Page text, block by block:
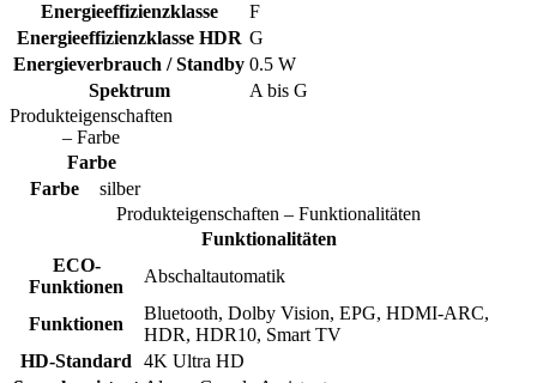
Energieeffizienzklasse
F
Energieeffizienzklasse HDR G
Energieverbrauch / Standby 0.5 W
Spektrum
A bis G
Produkteigenschaften
– Farbe
Farbe
Farbe
silber
Produkteigenschaften – Funktionalitäten
Funktionalitäten
ECO-
Funktionen
Abschaltautomatik
Funktionen
Bluetooth, Dolby Vision, EPG, HDMI-ARC,
HDR, HDR10, Smart TV
HD-Standard
4K Ultra HD